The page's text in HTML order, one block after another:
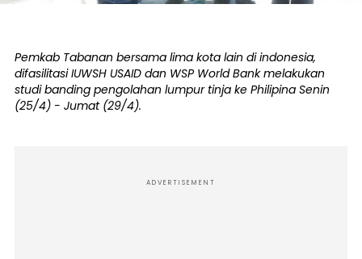
Pemkab Tabanan bersama lima kota lain di indonesia,
difasilitasi IUWSH USAID dan WSP World Bank melakukan
studi banding pengolahan lumpur tinja ke Philipina Senin
(25/4) - Jumat (29/4).
ADVERTISEMENT